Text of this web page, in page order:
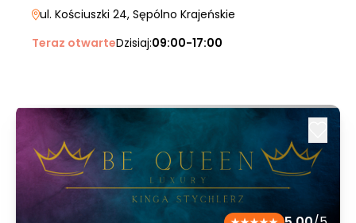
ul. Kościuszki 24, Sępólno Krajeńskie
Teraz otwarteDzisiaj:09:00-17:00